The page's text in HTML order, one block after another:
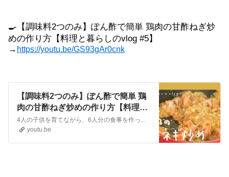
🍳 【調味料2つのみ】ぽん酢で簡単 鶏肉の甘酢ねぎ炒
めの作り方【料理と暮らしのvlog #5】
→ https://youtu.be/GS93gAr0cnk
【調味料2つのみ】ぽん酢で簡単 鶏
肉の甘酢ねぎ炒めの作り方【料理と
暮らしのvlog #5】｜クラシル
youtu.be